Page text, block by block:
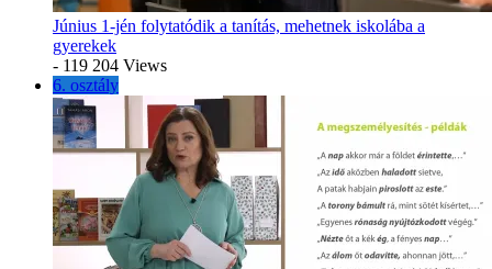
Június 1-jén folytatódik a tanítás, mehetnek iskolába a
gyerekek
- 119 204 Views
6. osztály